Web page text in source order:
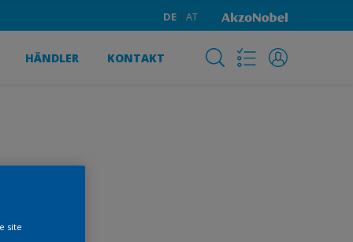
DE AT
HÄNDLER KONTAKT
site